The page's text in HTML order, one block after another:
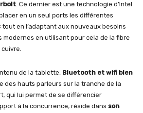
. Ce dernier est une technologie d’Intel
en un seul ports les différentes
tout en l’adaptant aux nouveaux besoins
en utilisant pour cela de la fibre
de la tablette, Bluetooth et wifi bien
des hauts parleurs sur la tranche de la
qui lui permet de se différencier
à la concurrence, réside dans son